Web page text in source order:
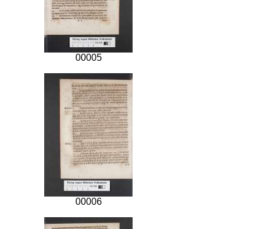
00005
00006